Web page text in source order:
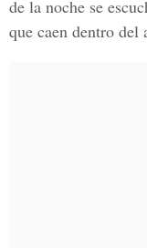
de la noche se
que caen dentro del